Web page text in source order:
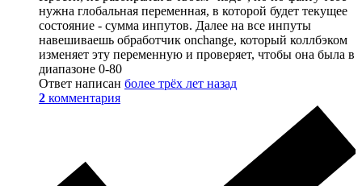
нужна глобальная переменная, в которой будет текущее
состояние - сумма инпутов. Далее на все инпуты
навешиваешь обработчик onchange, который коллбэком
изменяет эту переменную и проверяет, чтобы она была в
диапазоне 0-80
Ответ написан более трёх лет назад
2 комментария